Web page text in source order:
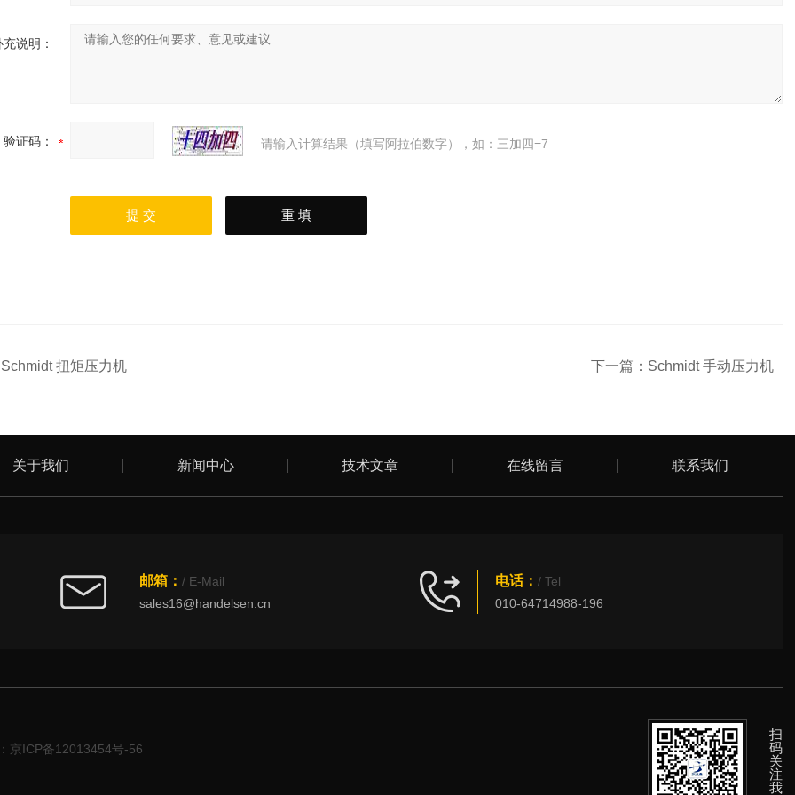
充说明：
验证码： 请输入计算结果（填写阿拉伯数字），如：三加四=7
Schmidt 扭矩压力机 下一篇： Schmidt 手动压力机
关于我们 新闻中心 技术文章 在线留言 联系我们
邮箱： / E-Mail
sales16@handelsen.cn
电话： / Tel
010-64714988-196
京ICP备12013454号-56
扫
码
关
注
我